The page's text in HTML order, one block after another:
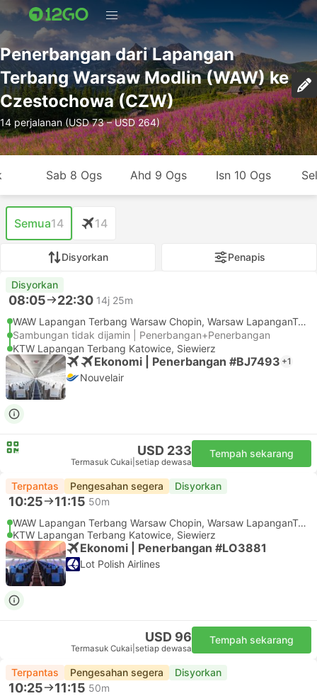
Penerbangan dari Lapangan
Terbang Warsaw Modlin (WAW) ke
Czestochowa (CZW)
14 perjalanan (USD 73 – USD 264)
Sab 8 Ogs Ahd 9 Ogs Isn 10 Ogs
Semua14 14
Disyorkan Penapis
Disyorkan
08:05 22:30 14j 25m
WAW Lapangan Terbang Warsaw Chopin, Warsaw LapanganTerbang
Sambungan tidak dijamin | Penerbangan+Penerbangan
KTW Lapangan Terbang Katowice, Siewierz
Ekonomi | Penerbangan #BJ7493 +1
Nouvelair
USD 233
Termasuk Cukai setiap dewasa
Tempah sekarang
Terpantas Pengesahan segera Disyorkan
10:25 11:15 50m
WAW Lapangan Terbang Warsaw Chopin, Warsaw LapanganTerbang
KTW Lapangan Terbang Katowice, Siewierz
Ekonomi | Penerbangan #LO3881
Lot Polish Airlines
USD 96
Termasuk Cukai setiap dewasa
Tempah sekarang
Terpantas Pengesahan segera Disyorkan
10:25 11:15 50m